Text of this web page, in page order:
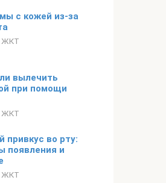
с кожей из-за
ЖКТ
вылечить
при помощи
ЖКТ
привкус во рту:
появления и
ЖКТ